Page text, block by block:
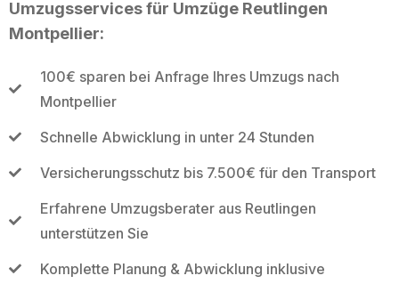
Umzugsservices für Umzüge Reutlingen
Montpellier:
100€ sparen bei Anfrage Ihres Umzugs nach
Montpellier
Schnelle Abwicklung in unter 24 Stunden
Versicherungsschutz bis 7.500€ für den Transport
Erfahrene Umzugsberater aus Reutlingen
unterstützen Sie
Komplette Planung & Abwicklung inklusive